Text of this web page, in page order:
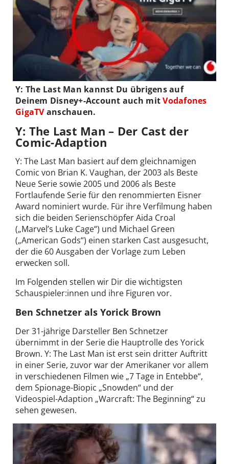
Y: The Last Man kannst Du übrigens auf
Deinem Disney+-Account auch mitVodafones
GigaTVanschauen.
Y: The Last Man – Der Cast der
Comic-Adaption
Y: The Last Man basiert auf dem gleichnamigen
Comic von Brian K. Vaughan, der 2003 als Beste
Neue Serie sowie 2005 und 2006 als Beste
Fortlaufende Serie für den renommierten Eisner
Award nominiert wurde. Für ihre Verfilmung haben
sich die beiden Serienschöpfer Aida Croal
(„Marvel’s Luke Cage“) und Michael Green
(„American Gods“) einen starken Cast ausgesucht,
der die 60 Ausgaben der Vorlage zum Leben
erwecken soll.
Im Folgenden stellen wir Dir die wichtigsten
Schauspieler:innen und ihre Figuren vor.
Ben Schnetzer als Yorick Brown
Der 31-jährige Darsteller Ben Schnetzer
übernimmt in der Serie die Hauptrolle des Yorick
Brown. Y: The Last Man ist erst sein dritter Auftritt
in einer Serie, zuvor war der Amerikaner vor allem
in verschiedenen Filmen wie „7 Tage in Entebbe“,
dem Spionage-Biopic „Snowden“ und der
Videospiel-Adaption „Warcraft: The Beginning“ zu
sehen gewesen.